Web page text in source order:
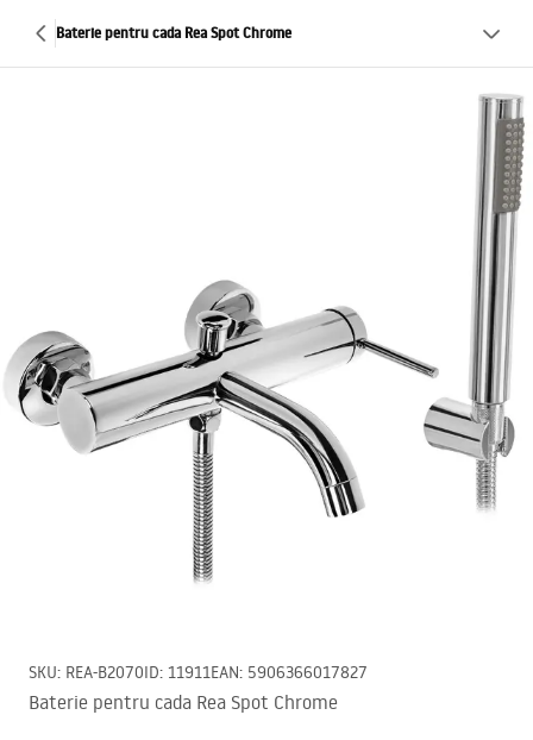
Baterie pentru cada Rea Spot Chrome
SKU: REA-B2070ID: 11911EAN: 5906366017827
Baterie pentru cada Rea Spot Chrome